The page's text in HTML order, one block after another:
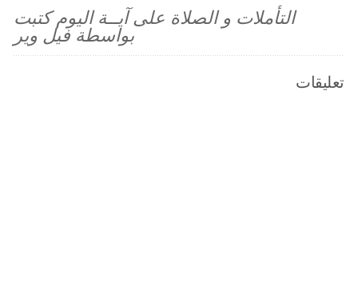
التأملات و الصلاة على آيــة اليوم كتبت
بواسطة فيل وير
تعليقات